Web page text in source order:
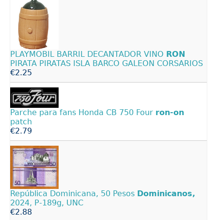
PLAYMOBIL BARRIL DECANTADOR VINO RON
PIRATA PIRATAS ISLA BARCO GALEON CORSARIOS
€2.25
Parche para fans Honda CB 750 Four ron-on
patch
€2.79
República Dominicana, 50 Pesos Dominicanos,
2024, P-189g, UNC
€2.88